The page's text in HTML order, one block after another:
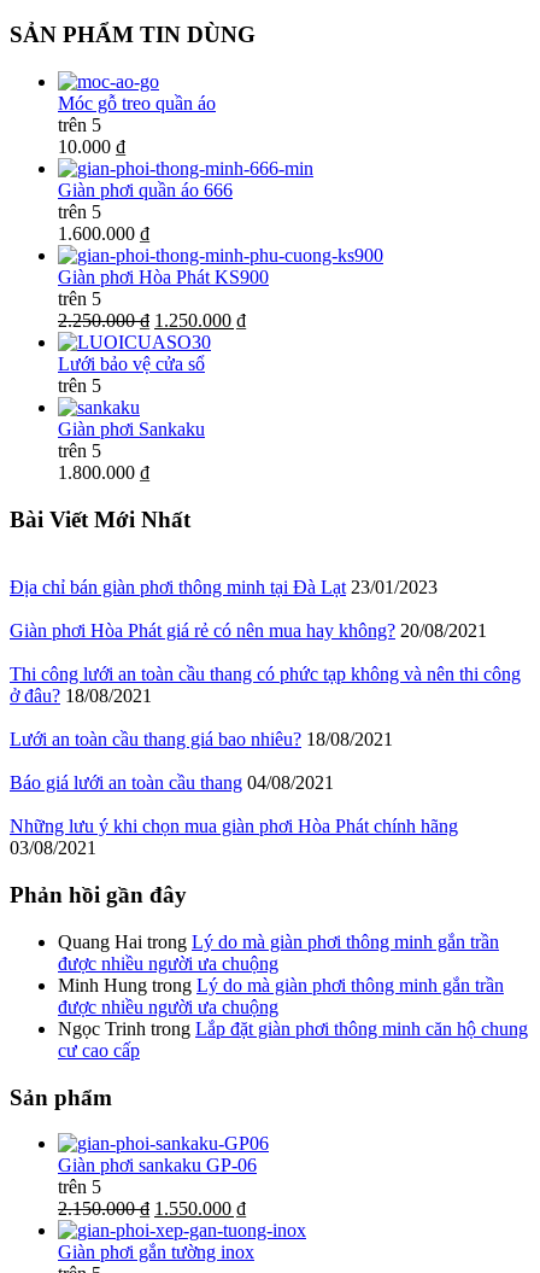
SẢN PHẨM TIN DÙNG
Móc gỗ treo quần áo
trên 5
10.000 ₫
Giàn phơi quần áo 666
trên 5
1.600.000 ₫
Giàn phơi Hòa Phát KS900
trên 5
2.250.000 ₫ 1.250.000 ₫
Lưới bảo vệ cửa sổ
trên 5
Giàn phơi Sankaku
trên 5
1.800.000 ₫
Bài Viết Mới Nhất
Địa chỉ bán giàn phơi thông minh tại Đà Lạt 23/01/2023
Giàn phơi Hòa Phát giá rẻ có nên mua hay không? 20/08/2021
Thi công lưới an toàn cầu thang có phức tạp không và nên thi công
ở đâu? 18/08/2021
Lưới an toàn cầu thang giá bao nhiêu? 18/08/2021
Báo giá lưới an toàn cầu thang 04/08/2021
Những lưu ý khi chọn mua giàn phơi Hòa Phát chính hãng
03/08/2021
Phản hồi gần đây
Quang Hai trong Lý do mà giàn phơi thông minh gắn trần
được nhiều người ưa chuộng
Minh Hung trong Lý do mà giàn phơi thông minh gắn trần
được nhiều người ưa chuộng
Ngọc Trinh trong Lắp đặt giàn phơi thông minh căn hộ chung
cư cao cấp
Sản phẩm
Giàn phơi sankaku GP-06
trên 5
2.150.000 ₫ 1.550.000 ₫
Giàn phơi gắn tường inox